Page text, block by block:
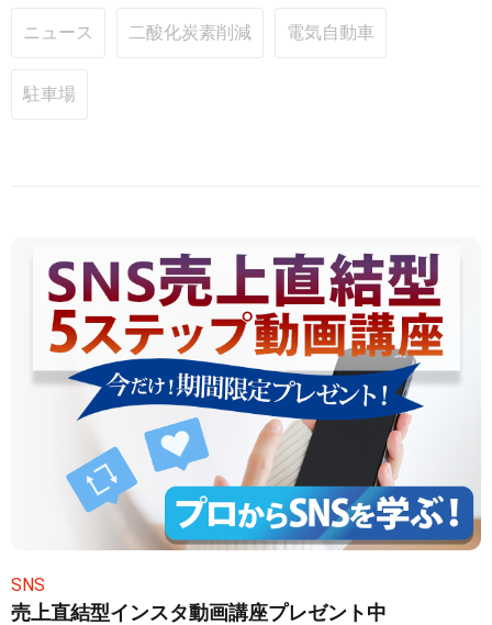
ニュース 二酸化炭素削減 電気自動車
駐車場
SNS
売上直結型インスタ動画講座プレゼント中